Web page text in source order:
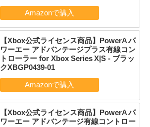
【Xbox公式ライセンス商品】PowerA パ
ワーエー アドバンテージプラス有線コン
トローラー for Xbox Series X|S - ブラッ
クXBGP0439-01
【Xbox公式ライセンス商品】PowerA パ
ワーエー アドバンテージ有線コントロー